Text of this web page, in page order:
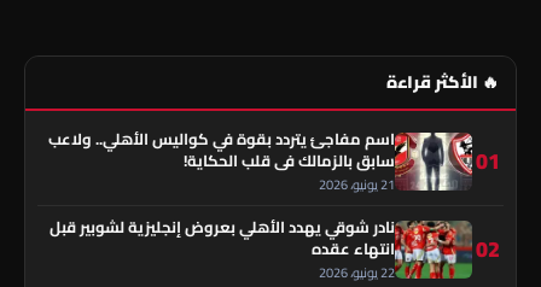
🔥 الأكثر قراءة
01
اسم مفاجئ يتردد بقوة في كواليس الأهلي.. ولاعب
سابق بالزمالك في قلب الحكاية!
21 يونيو، 2026
02
نادر شوقي يهدد الأهلي بعروض إنجليزية لشوبير قبل
انتهاء عقده
22 يونيو، 2026